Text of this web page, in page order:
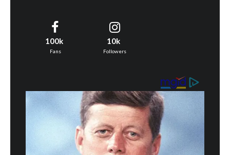
100k
Fans
10k
Followers